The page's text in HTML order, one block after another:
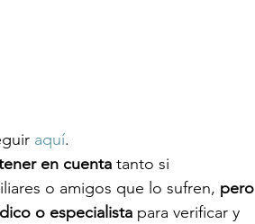
aquí.
en cuenta tanto si
o amigos que lo sufren, pero
o especialista para verificar y